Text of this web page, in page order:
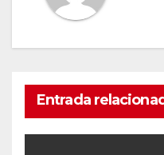
Entrada